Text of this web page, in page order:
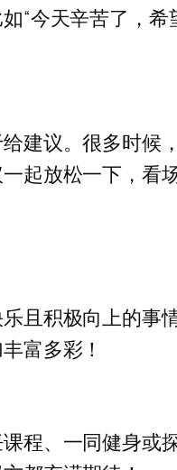
“今天辛苦了，
建议。很多时
起放松一下，
且积极向上的
富多彩！
程、一同健身或